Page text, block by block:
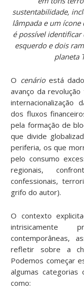
sustentabilidade,
lâmpada e um ícone
é possível
esquerdo e dois
planeta
O cenárioestá
avanço da
internacionalização
dos fluxos
pela formação de
que divide
periferia, os que
pelo consumo
regionais,
confessionais,
grifo do autor).
O contexto
intrisicamente
contemporâneas,
refletir sobre a
Podemos começar
algumas categorias
como: